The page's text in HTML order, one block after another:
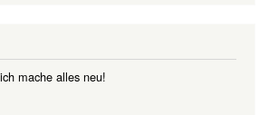
mache alles neu!